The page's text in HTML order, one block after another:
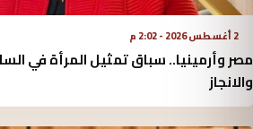
2 أغسطس 2026 - 2:02 م
مصر وأرمينيا.. سباق تمثيل المرأة في
والانجاز